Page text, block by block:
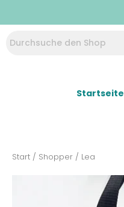
Startseite
Start / Shopper / Lea